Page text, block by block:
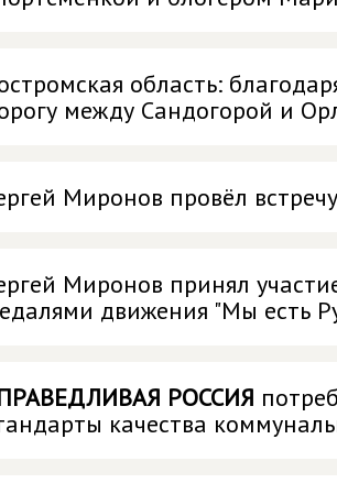
область:
между Сандогорой и
Миронов провёл
Миронов принял
движения "Мы есть
РОССИЯ
качества